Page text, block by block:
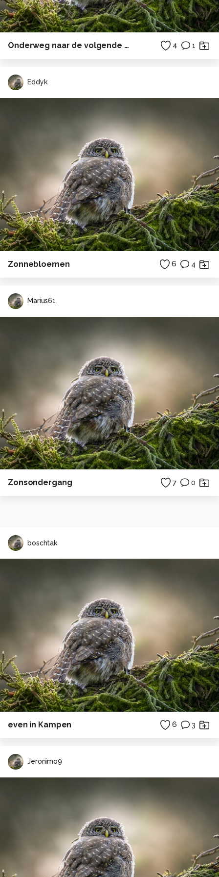
Onderweg naar de volgende bestemming. 4 1
Eddyk
Zonnebloemen 6 4
Marius61
Zonsondergang 7 0
boschtak
even in Kampen 6 3
Jeronimo9